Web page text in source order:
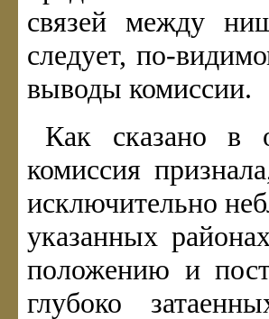
связей между
следует, по-
выводы комиссии.
Как сказано в
комиссия
исключительно
указанных
положению и
глубоко